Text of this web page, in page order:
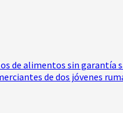
de alimentos sin garantía
de dos jóvenes